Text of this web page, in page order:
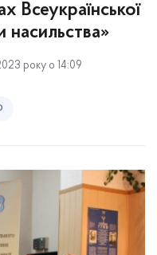
Всеукраїнської
насильства»
року о 14:09